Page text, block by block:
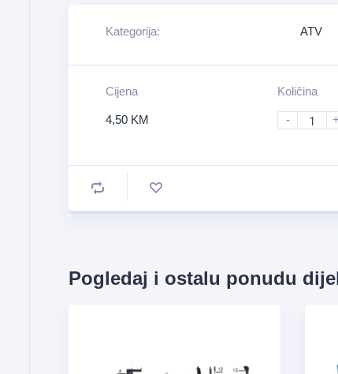
Kategorija: ATV
Cijena
4,50 KM
Količina
- +
Pogledaj i ostalu ponudu